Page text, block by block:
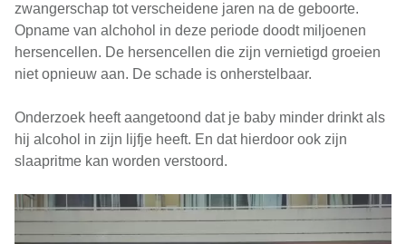
zwangerschap tot verscheidene jaren na de geboorte.
Opname van alchohol in deze periode doodt miljoenen
hersencellen. De hersencellen die zijn vernietigd groeien
niet opnieuw aan. De schade is onherstelbaar.
Onderzoek heeft aangetoond dat je baby minder drinkt als
hij alcohol in zijn lijfje heeft. En dat hierdoor ook zijn
slaapritme kan worden verstoord.